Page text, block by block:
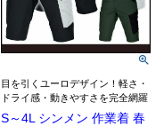
目を引くユーロデザイン！軽さ・
ドライ感・動きやすさを完全網羅
S～4L シンメン 作業着 春